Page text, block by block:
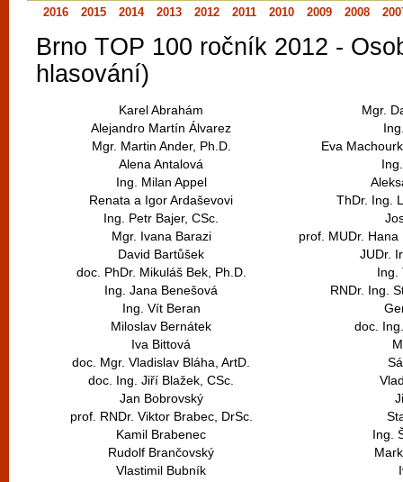
2016 2015 2014 2013 2012 2011 2010 2009 2008
Brno TOP 100 ročník 2012 -
hlasování)
Karel Abrahám
Alejandro Martín Álvarez
Mgr. Martin Ander, Ph.D.
Alena Antalová
Ing. Milan Appel
Renata a Igor Ardaševovi
Ing. Petr Bajer, CSc.
Mgr. Ivana Barazi
David Bartůšek
doc. PhDr. Mikuláš Bek, Ph.D.
Ing. Jana Benešová
Ing. Vít Beran
Miloslav Bernátek
Iva Bittová
doc. Mgr. Vladislav Bláha, ArtD.
doc. Ing. Jiří Blažek, CSc.
Jan Bobrovský
prof. RNDr. Viktor Brabec, DrSc.
Kamil Brabenec
Rudolf Brančovský
Vlastimil Bubník
Mgr.
Eva
ThDr. Ing.
prof. MUDr.
JUDr.
Ing.
RNDr. Ing.
doc.
Ing.